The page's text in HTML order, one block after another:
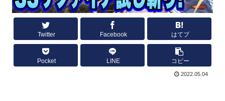
Twitter Facebook はてブ
Pocket LINE コピー
2022.05.04